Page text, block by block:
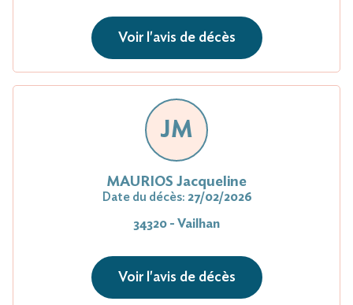
Voir l'avis de décès
JM
MAURIOS Jacqueline
Date du décès: 27/02/2026
34320 - Vailhan
Voir l'avis de décès